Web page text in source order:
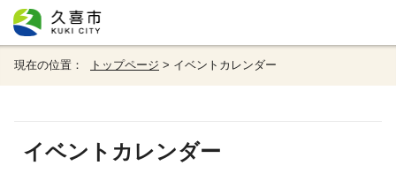
現在の位置： トップページ > イベントカレンダー
イベントカレンダー